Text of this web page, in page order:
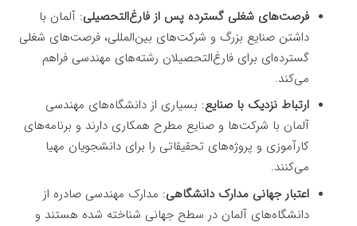
فرصت‌های شغلی گسترده پس از فارغ‌التحصیلی: آلمان با
داشتن صنایع بزرگ و شرکت‌های بین‌المللی، فرصت‌های شغلی
گسترده‌ای برای فارغ‌التحصیلان رشته‌های مهندسی فراهم
می‌کند.
ارتباط نزدیک با صنایع: بسیاری از دانشگاه‌های مهندسی
آلمان با شرکت‌ها و صنایع مطرح همکاری دارند و برنامه‌های
کارآموزی و پروژه‌های تحقیقاتی را برای دانشجویان مهیا
می‌کنند.
اعتبار جهانی مدارک دانشگاهی: مدارک مهندسی صادره از
دانشگاه‌های آلمان در سطح جهانی شناخته شده هستند و